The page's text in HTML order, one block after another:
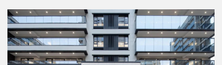
⊙大面积玻璃+铝线脚